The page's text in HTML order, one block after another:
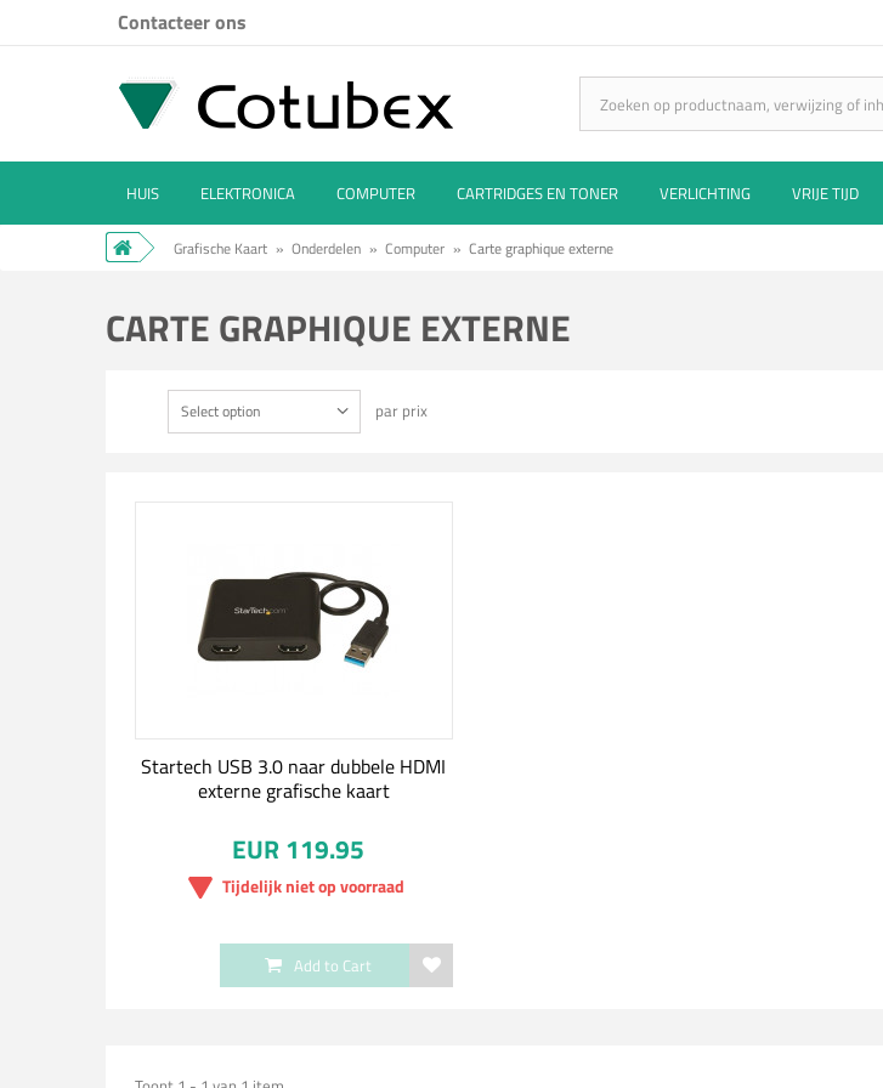
Contacteer ons
HUIS ELEKTRONICA COMPUTER CARTRIDGES EN TONER VERLICHTING VRIJE TIJD
Grafische Kaart » Onderdelen » Computer » Carte graphique externe
CARTE GRAPHIQUE EXTERNE
Select option par prix
Startech USB 3.0 naar dubbele HDMI
externe grafische kaart
EUR 119.95
Tijdelijk niet op voorraad
Add to Cart